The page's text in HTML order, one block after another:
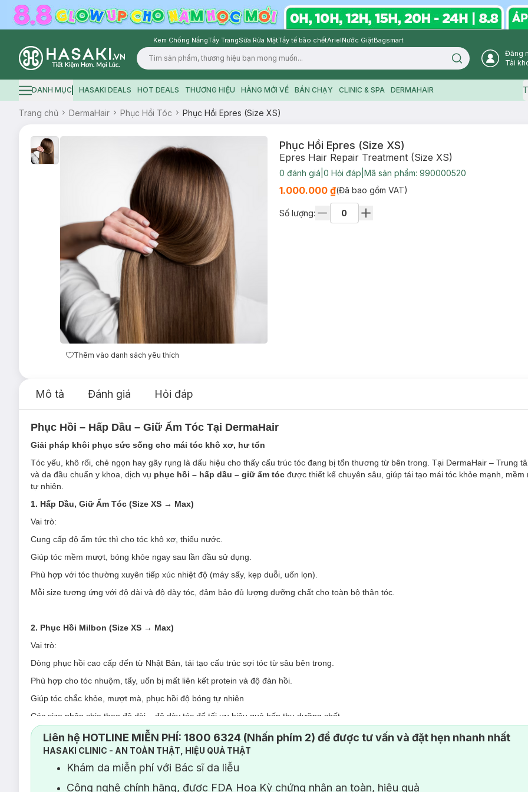
Kem Chống NắngTẩy TrangSữa Rửa MặtTẩy tế bào chếtArielNước GiặtBagsmart
Logo
Search icon
Đăng
Tài
Hamburger icon
DANH MỤC HASAKI DEALS HOT DEALS THƯƠNG HIỆU HÀNG MỚI VỀ BÁN CHẠY CLINIC & SPA DERMAHAIR
Trang chủ DermaHair Phục Hồi Tóc Phục Hồi Epres (Size XS)
Thêm vào danh sách yêu thích
Phục Hồi Epres (Size XS)
Epres Hair Repair Treatment (Size XS)
0 đánh giá 0 Hỏi đáp Mã sản phẩm: 990000520
1.000.000 ₫(Đã bao gồm VAT)
Số lượng:
Mô tả Đánh giá Hỏi đáp
Phục Hồi – Hấp Dầu – Giữ Ẩm Tóc Tại DermaHair
Giải pháp khôi phục sức sống cho mái tóc khô xơ, hư tổn
Tóc yếu, khô rối, chẻ ngọn hay gãy rụng là dấu hiệu cho thấy cấu trúc tóc đang bị tổn thương từ bên trong. Tại DermaHair – Trung
và da đầu chuẩn y khoa, dịch vụ phục hồi – hấp dầu – giữ ẩm tóc được thiết kế chuyên sâu, giúp tái tạo mái tóc khỏe mạnh,
tự nhiên.
1. Hấp Dầu, Giữ Ẩm Tóc (Size XS → Max)
Vai trò:
Cung cấp độ ẩm tức thì cho tóc khô xơ, thiếu nước.
Giúp tóc mềm mượt, bóng khỏe ngay sau lần đầu sử dụng.
Phù hợp với tóc thường xuyên tiếp xúc nhiệt độ (máy sấy, kẹp duỗi, uốn lọn).
Mỗi size tương ứng với độ dài và độ dày tóc, đảm bảo đủ lượng dưỡng chất cho toàn bộ thân tóc.
2. Phục Hồi Milbon (Size XS → Max)
Vai trò:
Dòng phục hồi cao cấp đến từ Nhật Bản, tái tạo cấu trúc sợi tóc từ sâu bên trong.
Phù hợp cho tóc nhuộm, tẩy, uốn bị mất liên kết protein và độ đàn hồi.
Giúp tóc chắc khỏe, mượt mà, phục hồi độ bóng tự nhiên
Các size phân chia theo độ dài – độ dày tóc để tối ưu hiệu quả hấp thụ dưỡng chất.
3. Phục Hồi Keratin (Size XS → Max)
Cung cấp lượng Keratin cần thiết cho tóc bị thiếu hụt – nguyên nhân khiến tóc yếu, gãy rụng
Liên hệ HOTLINE MIỄN PHÍ: 1800 6324 (Nhấn phím 2) để được tư vấn và đặt hẹn nhanh nhất
HASAKI CLINIC - AN TOÀN THẬT, HIỆU QUẢ THẬT
Khám da miễn phí với Bác sĩ da liễu
Công nghệ chính hãng, được FDA Hoa Kỳ chứng nhận an toàn, hiệu quả